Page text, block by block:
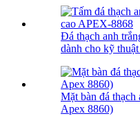
Đá thạch anh
dành cho kỹ
Mặt bàn đá thạch
Apex 8860)